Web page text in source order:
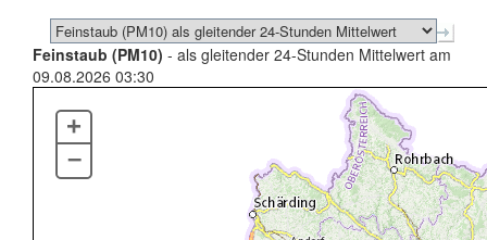
Feinstaub (PM10) - als gleitender 24-Stunden Mittelwert am
09.08.2026 03:30
+
–